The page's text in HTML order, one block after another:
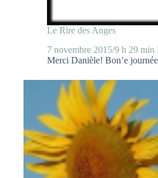
Le Rire des Anges
7 novembre 2015/9 h 29 min
Merci Danièle! Bon’e